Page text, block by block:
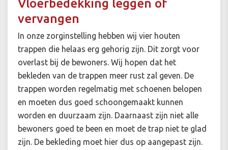
Vloerbedekking leggen of
vervangen
In onze zorginstelling hebben wij vier houten
trappen die helaas erg gehorig zijn. Dit zorgt voor
overlast bij de bewoners. Wij hopen dat het
bekleden van de trappen meer rust zal geven. De
trappen worden regelmatig met schoenen belopen
en moeten dus goed schoongemaakt kunnen
worden en duurzaam zijn. Daarnaast zijn niet alle
bewoners goed te been en moet de trap niet te glad
zijn. De bekleding moet hier dus op aangepast zijn.